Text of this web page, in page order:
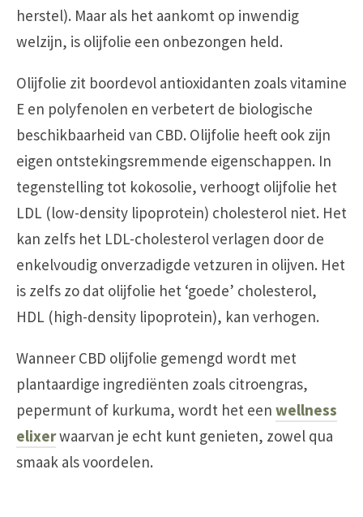
herstel). Maar als het aankomt op inwendig
welzijn, is olijfolie een onbezongen held.
Olijfolie zit boordevol antioxidanten zoals vitamine
E en polyfenolen en verbetert de biologische
beschikbaarheid van CBD. Olijfolie heeft ook zijn
eigen ontstekingsremmende eigenschappen. In
tegenstelling tot kokosolie, verhoogt olijfolie het
LDL (low-density lipoprotein) cholesterol niet. Het
kan zelfs het LDL-cholesterol verlagen door de
enkelvoudig onverzadigde vetzuren in olijven. Het
is zelfs zo dat olijfolie het ‘goede’ cholesterol,
HDL (high-density lipoprotein), kan verhogen.
Wanneer CBD olijfolie gemengd wordt met
plantaardige ingrediënten zoals citroengras,
pepermunt of kurkuma, wordt het een wellness
elixerwaarvan je echt kunt genieten, zowel qua
smaak als voordelen.